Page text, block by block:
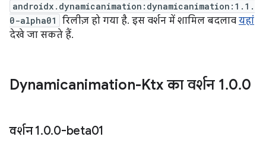
androidx.dynamicanimation:dynamicanimation:1.1.
0-alpha01
रिलीज़ हो गया है. इस वर्शन में शामिल बदलाव यहां
देखे जा सकते हैं.
Dynamicanimation-Ktx का वर्शन 1.0.0
वर्शन 1.0.0-beta01